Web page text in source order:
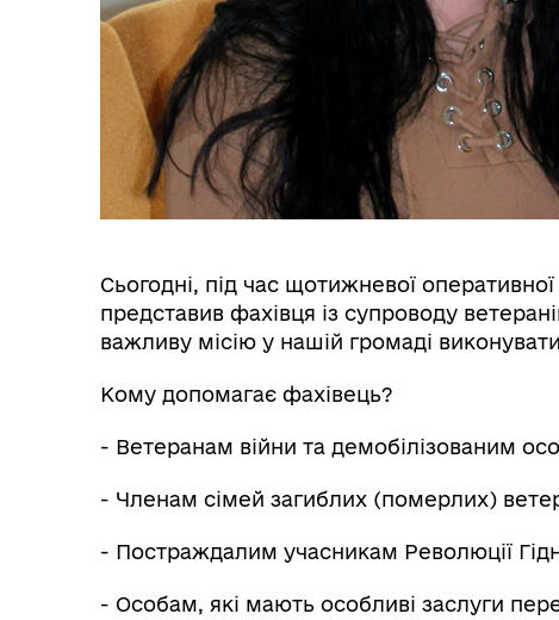
Сьогодні, під час щотижневої
представив фахівця із супроводу
важливу місію у нашій громаді
Кому допомагає фахівець?
- Ветеранам війни та демобілізованим
- Членам сімей загиблих (померлих)
- Постраждалим учасникам Революції
- Особам, які мають особливі заслуги